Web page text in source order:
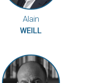
Alain
WEILL